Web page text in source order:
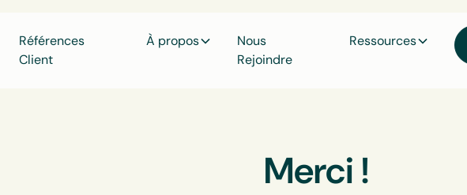
Références
Client
À propos
Nous
Rejoindre
Ressources
Merci !